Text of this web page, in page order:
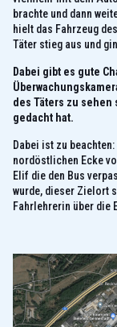
brachte und dann
hielt das Fahrzeug
Täter stieg aus und
Dabei gibt es gute
des Täters zu
gedacht hat.
Dabei ist zu
nordöstlichen Ecke
Elif die den Bus
wurde, dieser Zielort
Fahrlehrerin über die